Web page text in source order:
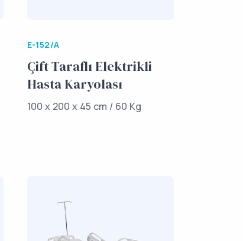
E-152/A
Çift Taraflı Elektrikli
Hasta Karyolası
100 x 200 x 45 cm / 60 Kg